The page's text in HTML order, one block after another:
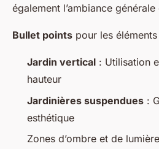
également l’ambiance générale
Bullet points pour les
Jardin vertical : Utilisation
hauteur
Jardinières suspendues :
esthétique
Zones d’ombre et de